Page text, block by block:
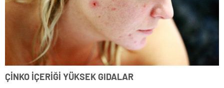
ÇİNKO İÇERİĞİ YÜKSEK GIDALAR